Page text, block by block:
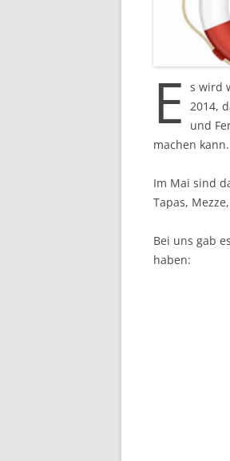
E s wird
2014,
und
machen kann.
Im Mai sind
Tapas,
Bei uns gab
haben: